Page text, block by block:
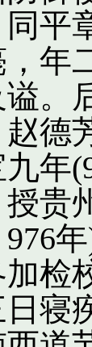
平
，年
。
德
年
贵
检
寝